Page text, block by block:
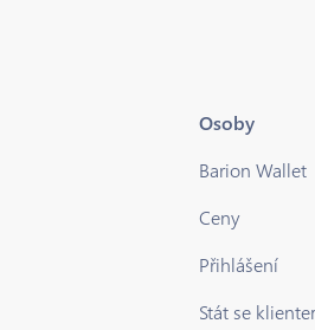
Osoby
Barion Wallet
Ceny
Přihlášení
Stát se